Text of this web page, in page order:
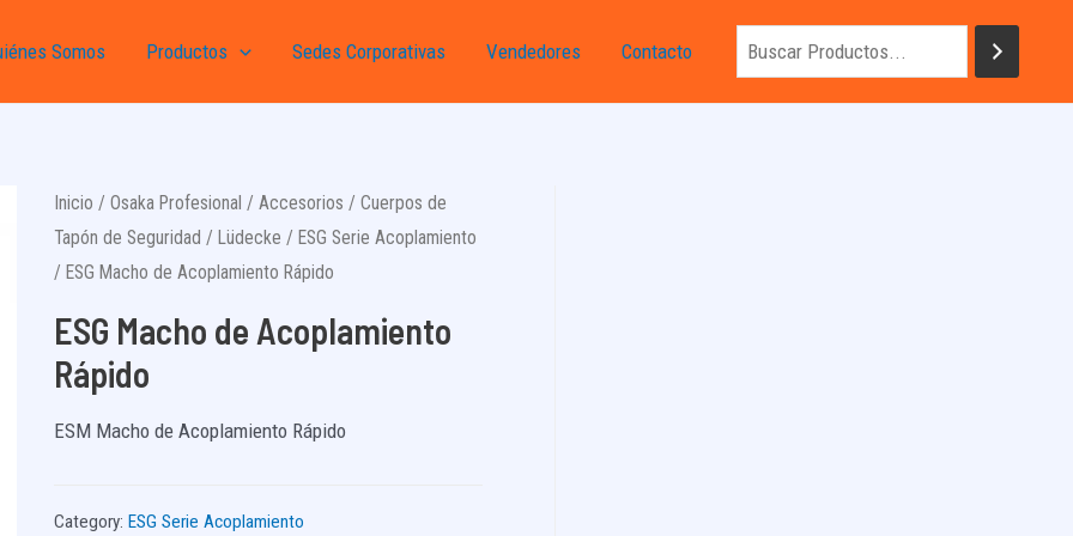
Somos Productos Sedes Corporativas Vendedores Contacto
Inicio / Osaka Profesional / Accesorios / Cuerpos de
Tapón de Seguridad / Lüdecke / ESG Serie Acoplamiento
/ ESG Macho de Acoplamiento Rápido
ESG Macho de Acoplamiento
Rápido
ESM Macho de Acoplamiento Rápido
Category: ESG Serie Acoplamiento